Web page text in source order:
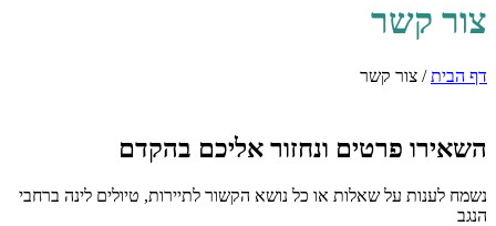
צור קשר
דף הבית/ צור קשר
השאירו פרטים ונחזור אליכם בהקדם
נשמח לענות על שאלות או כל נושא הקשור לתיירות, טיולים לינה ברחבי
הנגב